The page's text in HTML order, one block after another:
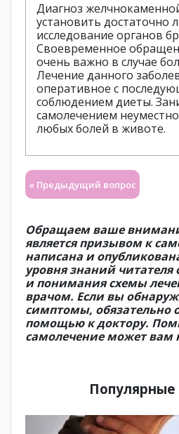
Диагноз
установить достаточно
исследование органов
Своевременное
очень важно в случае
Лечение данного
оперативное с
соблюдением диеты.
самолечением
любых болей в животе.
« Предыдущий вопрос
Обращаем ваше
является призывом к
написана и
уровня знаний читателя
и понимания схемы
врачом. Если вы
симптомы, обязательно
помощью к доктору.
самолечение может вам
Популярные